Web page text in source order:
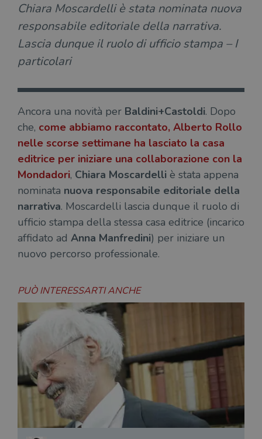
Chiara Moscardelli è stata nominata nuova
responsabile editoriale della narrativa.
Lascia dunque il ruolo di ufficio stampa – I
particolari
Ancora una novità per Baldini+Castoldi. Dopo
che, come abbiamo raccontato, Alberto Rollo
nelle scorse settimane ha lasciato la casa
editrice per iniziare una collaborazione con la
Mondadori, Chiara Moscardelli è stata appena
nominata nuova responsabile editoriale della
narrativa. Moscardelli lascia dunque il ruolo di
ufficio stampa della stessa casa editrice (incarico
affidato ad Anna Manfredini) per iniziare un
nuovo percorso professionale.
PUÒ INTERESSARTI ANCHE